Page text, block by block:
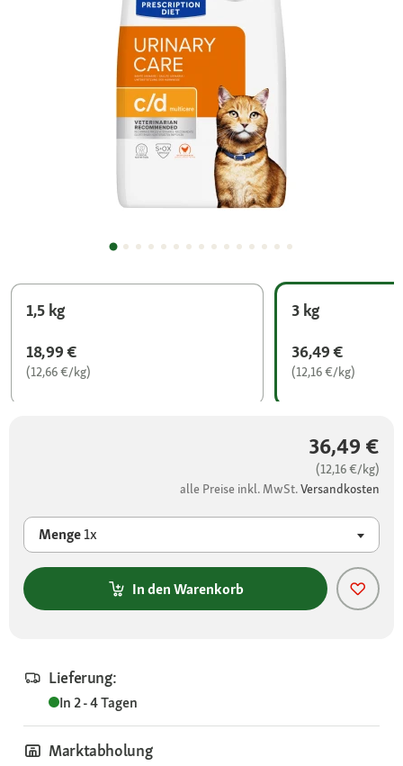
1,5 kg
18,99 €
(12,66 €/kg)
3 kg
36,49 €
(12,16 €/kg)
36,49 €
(12,16 €/kg)
alle Preise inkl. MwSt.Versandkosten
Menge1x
In den Warenkorb
Lieferung:
In 2 - 4 Tagen
Marktabholung